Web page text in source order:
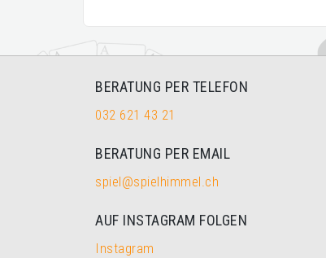
BERATUNG PER TELEFON
032 621 43 21
BERATUNG PER EMAIL
spiel@spielhimmel.ch
AUF INSTAGRAM FOLGEN
Instagram